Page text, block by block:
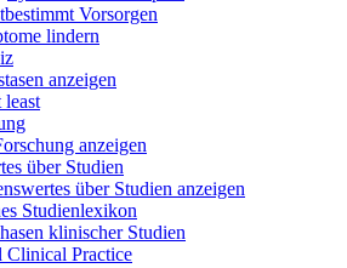
Vorsorgen
lindern
anzeigen
least
anzeigen
über Studien
über Studien anzeigen
Studienlexikon
klinischer Studien
Clinical Practice